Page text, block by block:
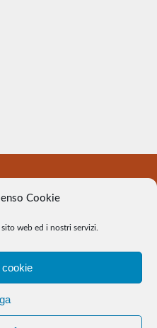
Cookie
web ed i nostri servizi.
una violazione dei